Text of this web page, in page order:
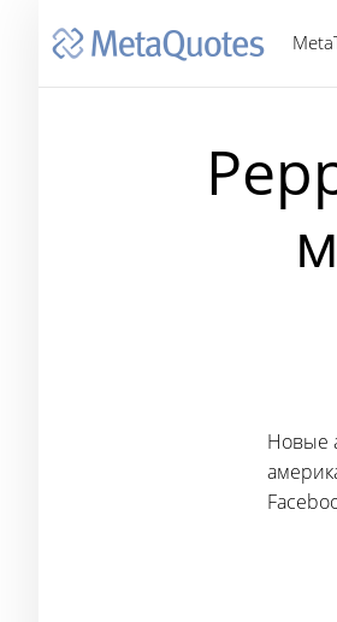
Новые